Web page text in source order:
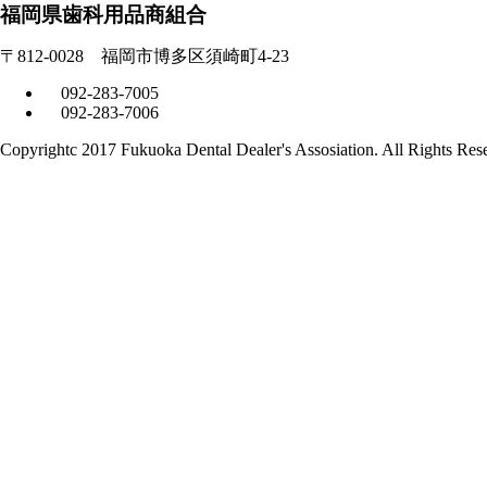
福岡県歯科用品商組合
〒812-0028 福岡市博多区須崎町4-23
092-283-7005
092-283-7006
Copyrightc 2017 Fukuoka Dental Dealer's Assosiation. All Rights